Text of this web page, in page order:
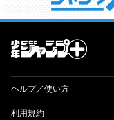
才能溢れる投稿
ヘルプ／使い方
利用規約